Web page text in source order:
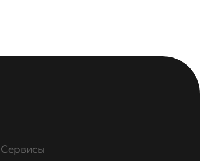
Сервисы